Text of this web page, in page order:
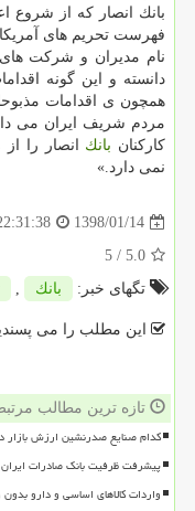
بانك انصار كه از شروع
فهرست تحریم های
نام مدیران و شركت های
دانسته و این گونه
همچون ی اقدامات
مردم شریف ایران می
كاركنان بانك انصار را
نمی دارد.»
1398/01/14
5.0
/ 5
تگهای خبر:
بانك ,
این مطلب را می
تازه ترین مطالب
کدام صنایع صدرنشین ارزش بازار در
پیشرفت ظرفیت بانک صادرات ایران
واردات کالاهای اساسی و دارو بدون